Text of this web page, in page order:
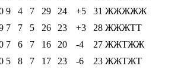
9 4 7 29 24 +5 31 ЖЖЖЖЖ
7 7 5 26 23 +3 28 ЖЖЖТТ
7 6 7 16 20 -4 27 ЖЖТЖЖ
5 8 7 17 23 -6 23 ЖЖТЖТ